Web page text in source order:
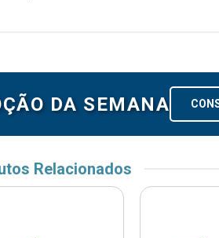
DA SEMANA
Relacionados